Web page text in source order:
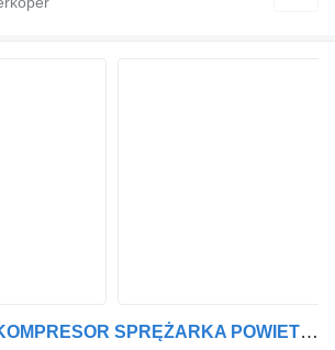
Mercedes-Benz KOMPRESOR SPRĘŻARKA POWIETRZA MERCEDES ACTROS MP4 VOITH A0011309 A0011309315 pneumatische compressor voor trekker